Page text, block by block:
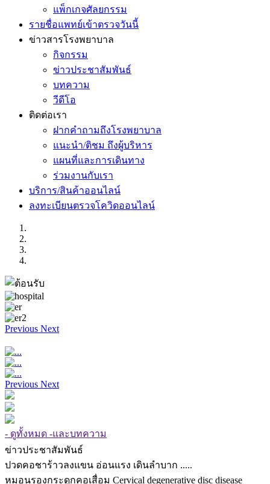
แพ็กเกจศัลยกรรม
รายชื่อแพทย์เข้าตรวจวันนี้
ข่าวสารโรงพยาบาล
กิจกรรม
ข่าวประชาสัมพันธ์
บทความ
วีดีโอ
ติดต่อเรา
ฝากคำถามถึงโรงพยาบาล
แนะนำ/ติชม ถึงผู้บริหาร
แผนที่และการเดินทาง
ร่วมงานกับเรา
บริการ/สินค้าออนไลน์
ลงทะเบียนตรวจโควิดออนไลน์
Previous Next
Previous Next
- ดูทั้งหมด -และบทความ
ข่าวประชาสัมพันธ์
ปวดคอชาร้าวลงแขน อ่อนแรง เดินลำบาก .....
หมอนรองกระดูกคอเสื่อม Cervical degenerative disc disease